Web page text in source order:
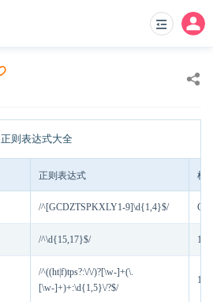
正则表达式大全
正则表达式 检
/^[GCDZTSPKXLY1-9]\d{1,4}$/
/^\d{15,17}$/
/^((ht|f)tps?:\/\/)?[\w-]+(\.
[\w-]+)+:\d{1,5}\/?$/